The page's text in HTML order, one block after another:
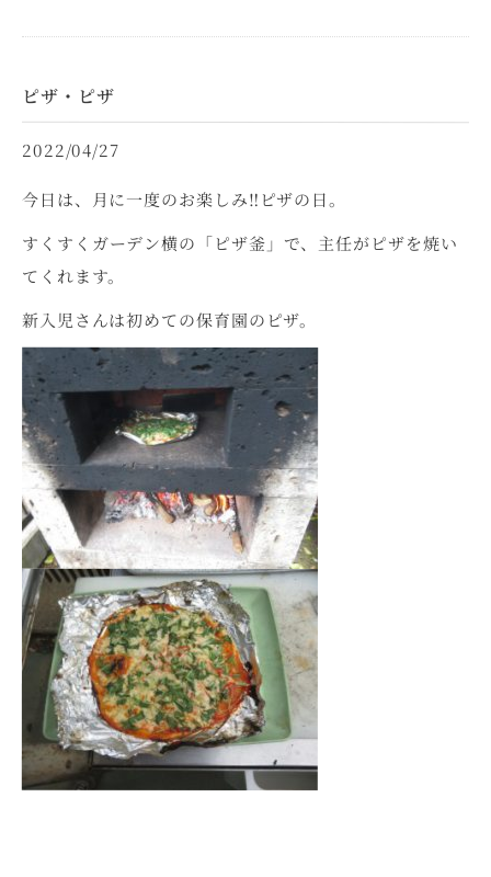
ピザ・ピザ
2022/04/27
今日は、月に一度のお楽しみ‼ピザの日。
すくすくガーデン横の「ピザ釜」で、主任がピザを焼い
てくれます。
新入児さんは初めての保育園のピザ。